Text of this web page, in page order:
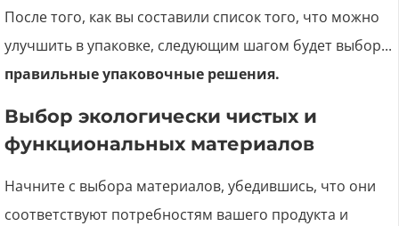
После того, как вы составили список того, что можно
улучшить в упаковке, следующим шагом будет выбор...
правильные упаковочные решения.
Выбор экологически чистых и
функциональных материалов
Начните с выбора материалов, убедившись, что они
соответствуют потребностям вашего продукта и